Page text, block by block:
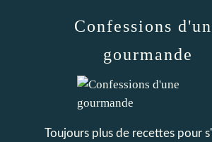
Confessions
gourmande
Toujours plus de recettes pour